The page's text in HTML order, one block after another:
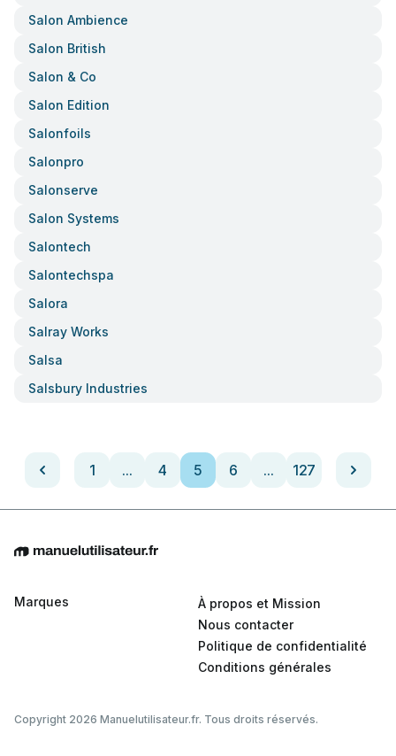
Salon Ambience
Salon British
Salon & Co
Salon Edition
Salonfoils
Salonpro
Salonserve
Salon Systems
Salontech
Salontechspa
Salora
Salray Works
Salsa
Salsbury Industries
1 ... 4 5 6 ... 127
Marques
À propos et Mission
Nous contacter
Politique de confidentialité
Conditions générales
Copyright 2026 Manuelutilisateur.fr. Tous droits réservés.